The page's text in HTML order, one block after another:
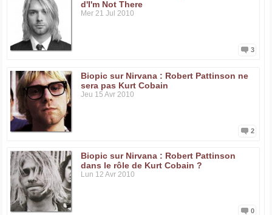
d'I'm Not There
Mer 21 Jul 2010
3
Biopic sur Nirvana : Robert Pattinson ne
sera pas Kurt Cobain
Jeu 15 Avr 2010
2
Biopic sur Nirvana : Robert Pattinson
dans le rôle de Kurt Cobain ?
Lun 12 Avr 2010
0